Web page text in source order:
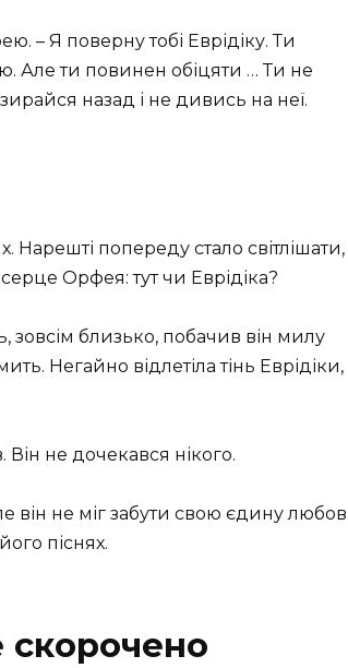
– Я поверну тобі Еврідіку. Ти
Але ти повинен обіцяти … Ти не
назад і не дивись на неї.
попереду стало світлішати,
Орфея: тут чи Еврідіка?
зовсім близько, побачив він милу
Негайно відлетіла тінь Еврідіки,
не дочекався нікого.
він не міг забути свою єдину любов
піснях.
скорочено